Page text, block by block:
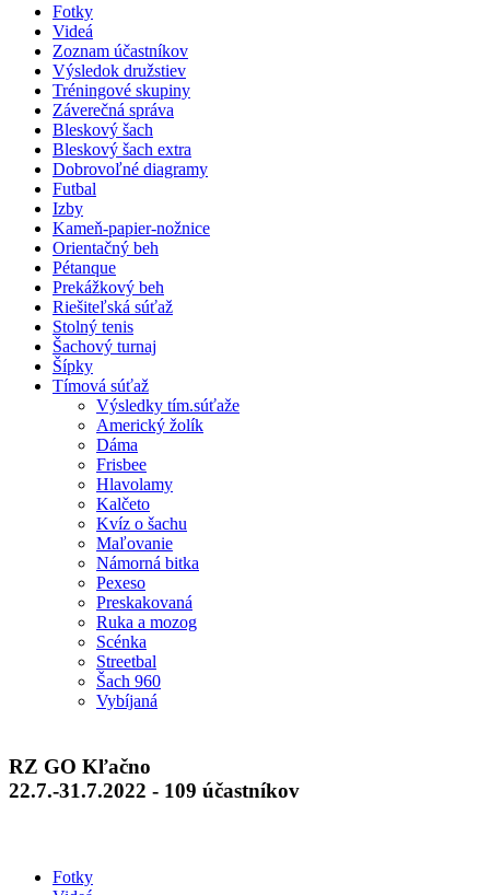
Fotky
Videá
Zoznam účastníkov
Výsledok družstiev
Tréningové skupiny
Záverečná správa
Bleskový šach
Bleskový šach extra
Dobrovoľné diagramy
Futbal
Izby
Kameň-papier-nožnice
Orientačný beh
Pétanque
Prekážkový beh
Riešiteľská súťaž
Stolný tenis
Šachový turnaj
Šípky
Tímová súťaž
Výsledky tím.súťaže
Americký žolík
Dáma
Frisbee
Hlavolamy
Kalčeto
Kvíz o šachu
Maľovanie
Námorná bitka
Pexeso
Preskakovaná
Ruka a mozog
Scénka
Streetbal
Šach 960
Vybíjaná
RZ GO Kľačno
22.7.-31.7.2022 - 109 účastníkov
Fotky